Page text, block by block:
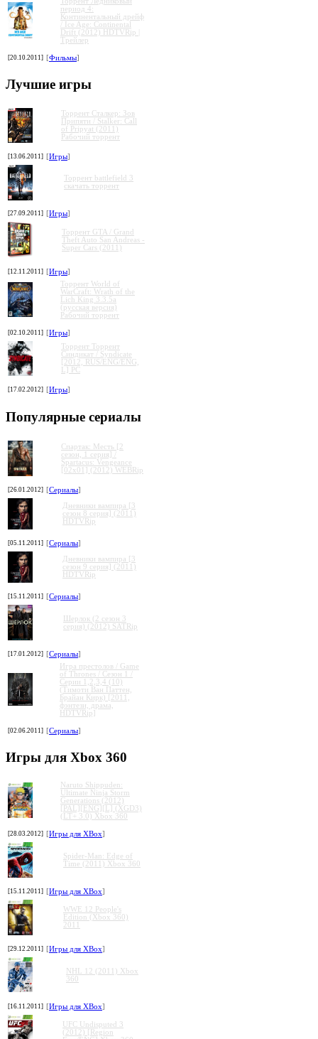
период 4:
Континентальный дрейф
/ Ice Age: Continental
Drift (2012) HDTVRip |
Трейлер
[20.10.2011] [Фильмы]
Лучшие игры
Торрент Сталкер: Зов
Припяти / Stalker: Call
of Pripyat (2011)
Рабочий торрент
[13.06.2011] [Игры]
Торрент battlefield 3
скачать торрент
[27.09.2011] [Игры]
Торрент GTA / Grand
Theft Auto San Andreas -
Super Cars (2011)
[12.11.2011] [Игры]
Торрент World of
WarCraft: Wrath of the
Lich King 3.3.5a
(русская версия)
Рабочий торрент
[02.10.2011] [Игры]
Торрент Торрент
Cиндикат / Syndicate
[2012, RUS/ENG/ENG,
L] PC
[17.02.2012] [Игры]
Популярные сериалы
Спартак: Месть [2
сезон, 1 серия] /
Spartacus: Vengeance
[02x01] (2012) WEBRip
[26.01.2012] [Сериалы]
Дневники вампира [3
сезон 8 серия] (2011)
HDTVRip
[05.11.2011] [Сериалы]
Дневники вампира [3
сезон 9 серия] (2011)
HDTVRip
[15.11.2011] [Сериалы]
Шерлок (2 сезон 3
серия) (2012) SATRip
[17.01.2012] [Сериалы]
Игра престолов / Game
of Thrones / Сезон 1 /
Серии 1,2,3,4 (10)
(Тимоти Ван Паттен,
Брайан Кирк) [2011,
фэнтези, драма,
HDTVRip]
[02.06.2011] [Сериалы]
Игры для Xbox 360
Naruto Shippuden:
Ultimate Ninja Storm
Generations (2012)
[PAL][ENG][L] (XGD3)
(LT+ 3.0) Xbox 360
[28.03.2012] [Игры для XBox]
Spider-Man: Edge of
Time (2011) Xbox 360
[15.11.2011] [Игры для XBox]
WWE 12 People's
Edition (Xbox 360)
2011
[29.12.2011] [Игры для XBox]
NHL 12 (2011) Xbox
360
[16.11.2011] [Игры для XBox]
UFC Undisputed 3
(2012) [Region
»